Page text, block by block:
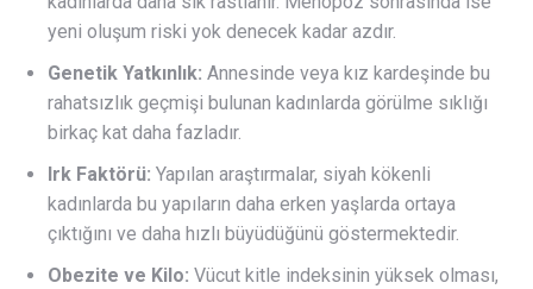
yeni oluşum riski yok denecek kadar azdır.
Genetik Yatkınlık: Annesinde veya kız kardeşinde bu
rahatsızlık geçmişi bulunan kadınlarda görülme sıklığı
birkaç kat daha fazladır.
Irk Faktörü: Yapılan araştırmalar, siyah kökenli
kadınlarda bu yapıların daha erken yaşlarda ortaya
çıktığını ve daha hızlı büyüdüğünü göstermektedir.
Obezite ve Kilo: Vücut kitle indeksinin yüksek olması,